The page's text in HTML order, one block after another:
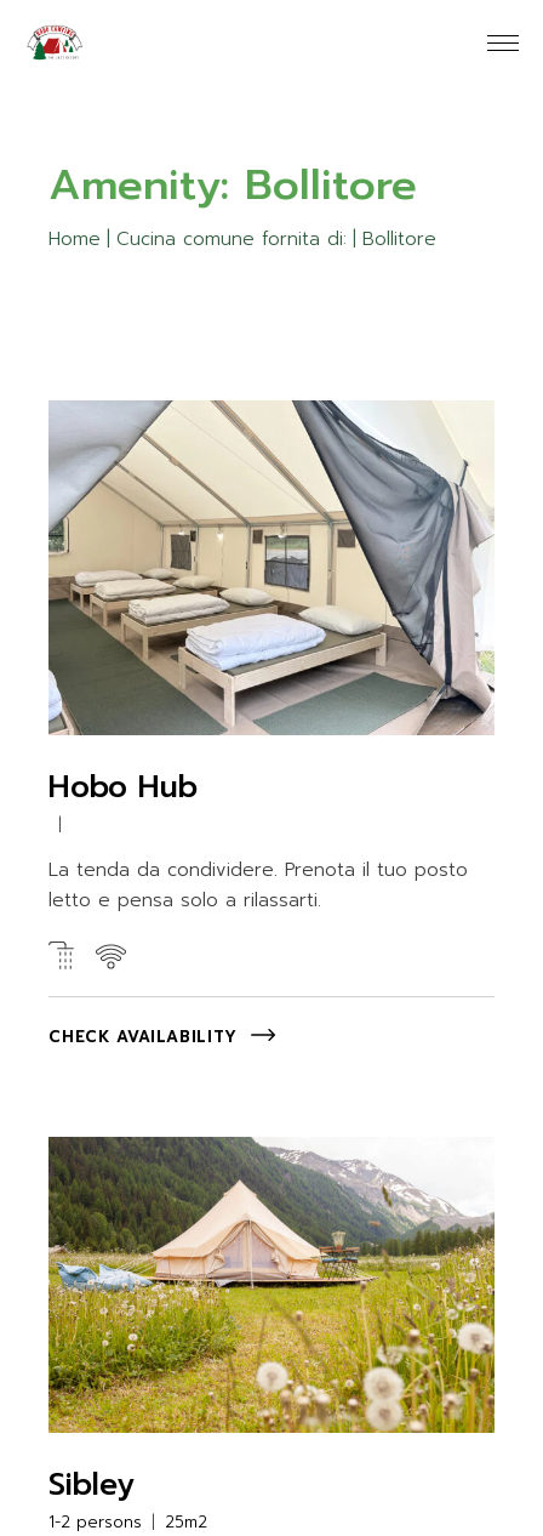
the
content
Amenity: Bollitore
Home Cucina comune fornita di: Bollitore
Hobo Hub
La tenda da condividere. Prenota il tuo posto
letto e pensa solo a rilassarti.
CHECK AVAILABILITY
Sibley
1-2 persons 25m2